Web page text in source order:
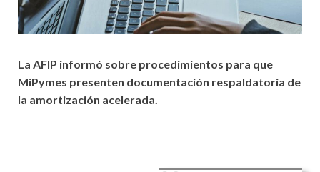
La AFIP informó sobre procedimientos para que
MiPymes presenten documentación respaldatoria de
la amortización acelerada.